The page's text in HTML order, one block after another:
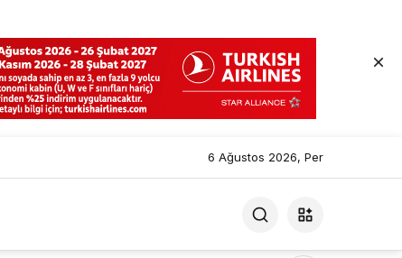
6 Ağustos 2026, Per